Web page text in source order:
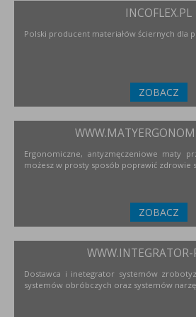
INCOFLEX.PL
Polski producent materiałów ściernych dla
ZOBACZ
Ergonomiczne, antyzmęczeniowe maty
możesz w prosty sposób poprawić zdrowie
ZOBACZ
WWW.INTEGRATOR-
Dostawca i inetegrator systemów
systemów obróbczych oraz systemów